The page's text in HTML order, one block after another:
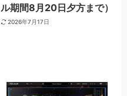
ル期間8月20日夕方まで）
2026年7月17日